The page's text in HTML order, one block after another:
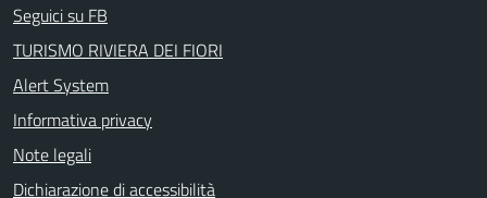
Seguici su FB
TURISMO RIVIERA DEI FIORI
Alert System
Informativa privacy
Note legali
Dichiarazione di accessibilità